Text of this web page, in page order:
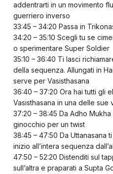
addentrarti in un movimento
guerriero inverso
33:45 – 34:20 Passa in
34:20 – 35:10 Scegli tu se
o sperimentare Super Soldier
35:10 – 36:40 Ti lasci
della sequenza. Allungati in
serve per Vasisthasana
36:40 – 37:20 Ora hai tutti gli
Vasisthasana in una delle sue
37:20 – 38:45 Da Adho
ginocchio per un twist
38:45 – 47:50 Da Uttanasana
inizio all’intera sequenza
47:50 – 52:20 Distenditi sul
sull’altra e praparati a Supta